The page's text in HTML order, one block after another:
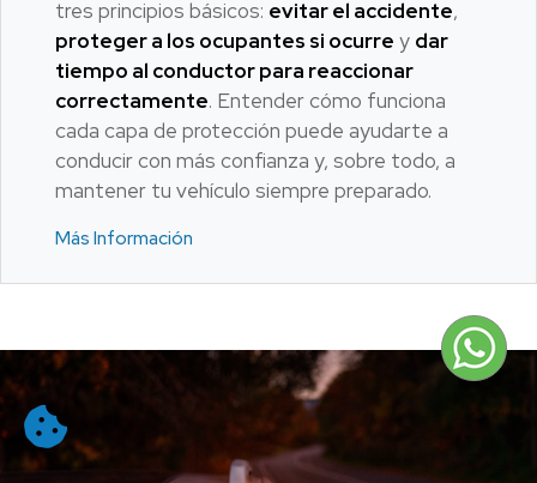
tres principios básicos: evitar el accidente,
proteger a los ocupantes si ocurre y dar
tiempo al conductor para reaccionar
correctamente. Entender cómo funciona
cada capa de protección puede ayudarte a
conducir con más confianza y, sobre todo, a
mantener tu vehículo siempre preparado.
Más Información